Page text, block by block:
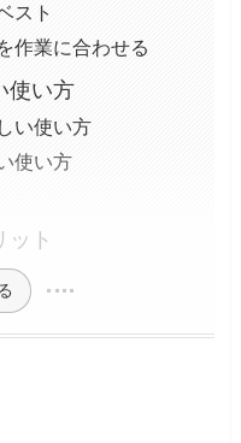
スト
作業に合わせる
使い方
い使い方
使い方
ット